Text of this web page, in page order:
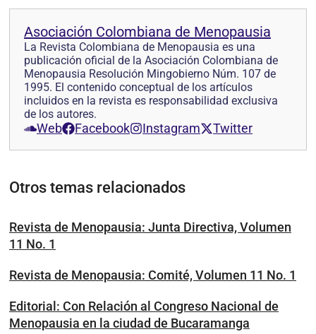
Asociación Colombiana de Menopausia
La Revista Colombiana de Menopausia es una
publicación oficial de la Asociación Colombiana de
Menopausia Resolución Mingobierno Núm. 107 de
1995. El contenido conceptual de los artículos
incluidos en la revista es responsabilidad exclusiva
de los autores.
Web Facebook Instagram Twitter
Otros temas relacionados
Revista de Menopausia: Junta Directiva, Volumen
11 No. 1
Revista de Menopausia: Comité, Volumen 11 No. 1
Editorial: Con Relación al Congreso Nacional de
Menopausia en la ciudad de Bucaramanga